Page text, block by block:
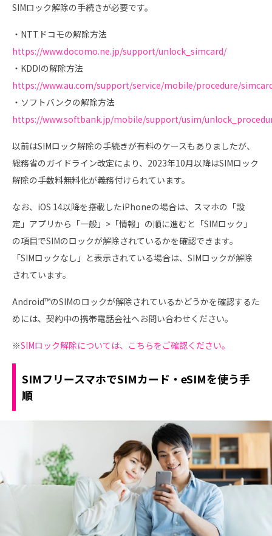
SIMロック解除の手続きが必要です。
・NTTドコモの解除方法
https://www.docomo.ne.jp/support/unlock_simcard/
・KDDIの解除方法
https://www.au.com/support/service/mobile/procedure/
・ソフトバンクの解除方法
https://www.softbank.jp/mobile/support/usim/
以前はSIMロック解除の手続きが有料のケースもありましたが、
総務省のガイドライン改定により、2023年10月以降はSIMロック
解除の手数料無料化が義務付けられています。
なお、iOS 14以降を搭載したiPhoneの場合は、スマホの「設
定」アプリから「一般」>「情報」の順に進むと「SIMロック」
の項目でSIMのロックが解除されているかを確認できます。
「SIMロックなし」と表示されている場合は、SIMロックが解除
されています。
Android™のSIMのロックが解除されているかどうかを確認するた
めには、契約中の携帯電話会社へお問い合わせください。
※SIMロック解除については、こちらをご確認ください。
SIMフリースマホでSIMカード・eSIMを使う手
順